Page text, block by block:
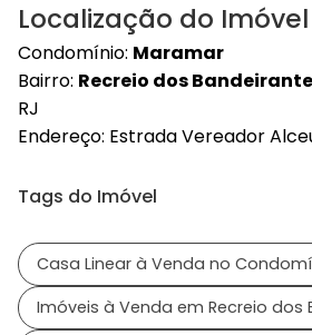
Localização do Imóvel
Condomínio: Maramar
Bairro: Recreio dos
RJ
Endereço: Estrada Vereador
Tags do Imóvel
Casa Linear à Venda no
Imóveis à Venda em Recreio dos